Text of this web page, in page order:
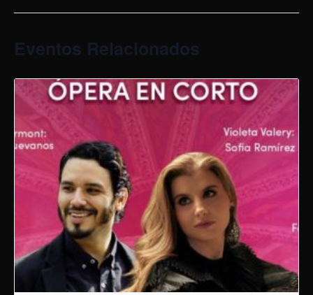
Eventos Relacionados